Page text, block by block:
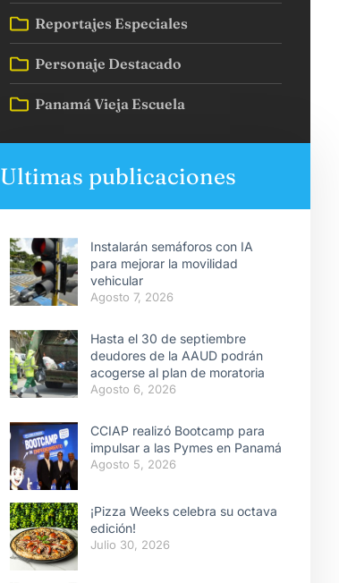
Reportajes Especiales
Personaje Destacado
Panamá Vieja Escuela
Ultimas publicaciones
Instalarán semáforos con IA
para mejorar la movilidad
vehicular
Agosto 7, 2026
Hasta el 30 de septiembre
deudores de la AAUD podrán
acogerse al plan de moratoria
Agosto 6, 2026
CCIAP realizó Bootcamp para
impulsar a las Pymes en Panamá
Agosto 5, 2026
¡Pizza Weeks celebra su octava
edición!
Julio 30, 2026